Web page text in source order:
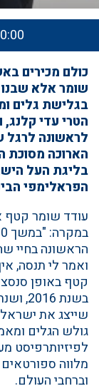
כולם מכירים
שומר אלא
בגלישת גלים
הטרי עדי
לראשונה לרגל
הארוכה מסוכת
בליגת העל
הפראלימפי
עודד שומר קטף
הראשונה בחיי
ואמר לי תנסה,
קטף באופן
בשנת
שייצג את
גולש הגלים
לפיזיותרפיסט
מלווה
וברחבי העולם.